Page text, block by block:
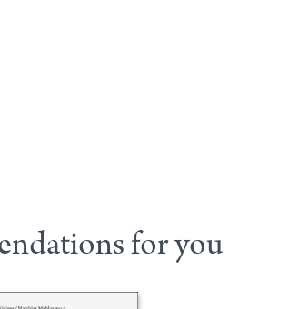
for you